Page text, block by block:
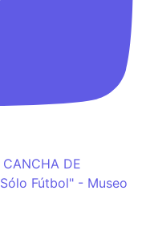
DE
Fútbol" - Museo